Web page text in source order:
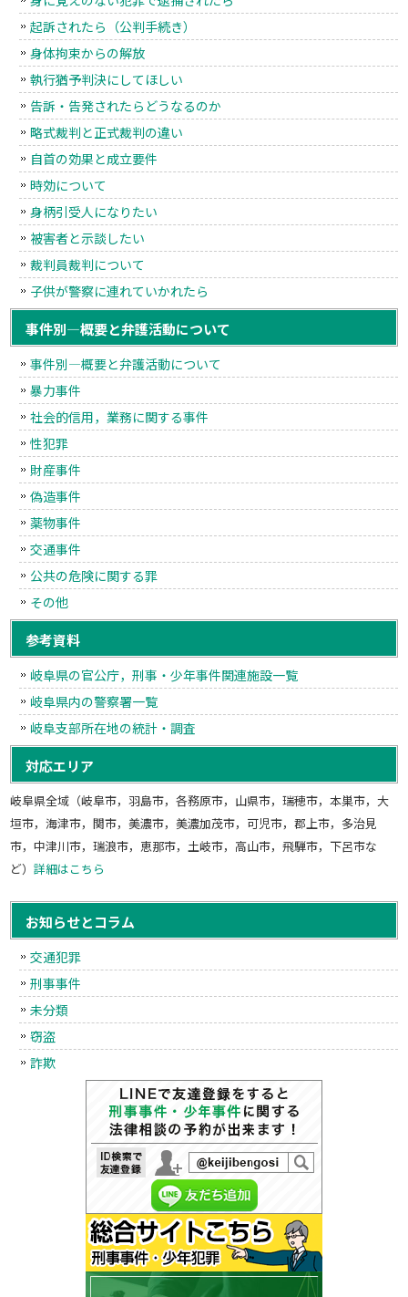
起訴されたら（公判手続き）
身体拘束からの解放
執行猶予判決にしてほしい
告訴・告発されたらどうなるのか
略式裁判と正式裁判の違い
自首の効果と成立要件
時効について
身柄引受人になりたい
被害者と示談したい
裁判員裁判について
子供が警察に連れていかれたら
事件別―概要と弁護活動について
事件別―概要と弁護活動について
暴力事件
社会的信用，業務に関する事件
性犯罪
財産事件
偽造事件
薬物事件
交通事件
公共の危険に関する罪
その他
参考資料
岐阜県の官公庁，刑事・少年事件関連施設一覧
岐阜県内の警察署一覧
岐阜支部所在地の統計・調査
対応エリア
岐阜県全域（岐阜市，羽島市，各務原市，山県市，瑞穂市，本巣市，大
垣市，海津市，関市，美濃市，美濃加茂市，可児市，郡上市，多治見
市，中津川市，瑞浪市，恵那市，土岐市，高山市，飛騨市，下呂市な
ど）詳細はこちら
お知らせとコラム
交通犯罪
刑事事件
未分類
窃盗
詐欺